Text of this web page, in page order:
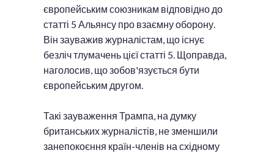
європейським союзникам відповідно до
статті 5 Альянсу про взаємну оборону.
Він зауважив журналістам, що існує
безліч тлумачень цієї статті 5. Щоправда,
наголосив, що зобов'язується бути
європейським другом.
Такі зауваження Трампа, на думку
британських журналістів, не зменшили
занепокоєння країн-членів на східному